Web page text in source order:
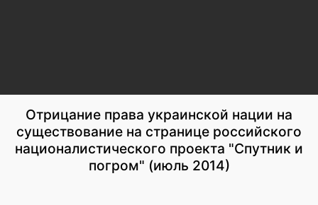
Отрицание права украинской нации на
существование на странице российского
националистического проекта "Спутник и
погром" (июль 2014)